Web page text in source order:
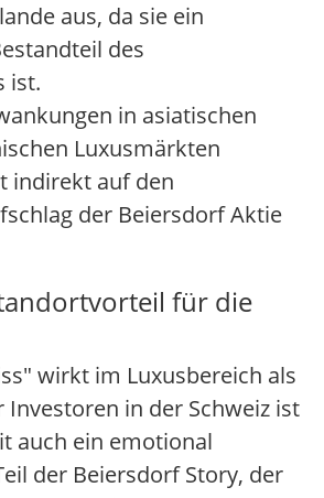
aus, da sie ein
des
ist.
in asiatischen
Luxusmärkten
indirekt auf den
der Beiersdorf Aktie
für die
wirkt im Luxusbereich als
Investoren in der Schweiz ist
auch ein emotional
der Beiersdorf Story, der